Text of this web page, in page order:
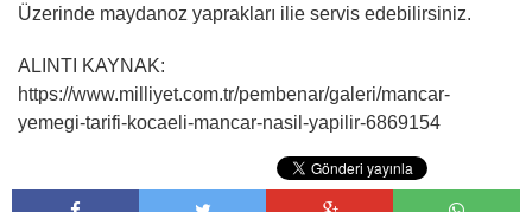
Üzerinde maydanoz yaprakları ilie servis edebilirsiniz.
ALINTI KAYNAK:
https://www.milliyet.com.tr/pembenar/galeri/mancar-
yemegi-tarifi-kocaeli-mancar-nasil-yapilir-6869154